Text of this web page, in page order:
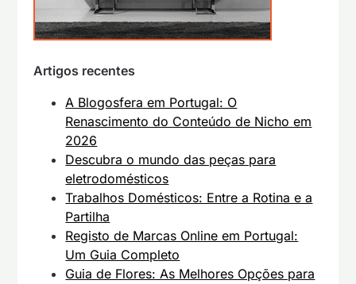
Artigos recentes
A Blogosfera em Portugal: O
Renascimento do Conteúdo de Nicho em
2026
Descubra o mundo das peças para
eletrodomésticos
Trabalhos Domésticos: Entre a Rotina e a
Partilha
Registo de Marcas Online em Portugal:
Um Guia Completo
Guia de Flores: As Melhores Opções para